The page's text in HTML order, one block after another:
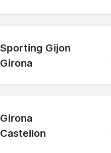
Sporting Gijon
Girona
Girona
Castellon